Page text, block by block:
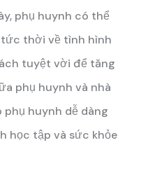
phụ huynh có thể
thời về tình hình
tuyệt vời để tăng
phụ huynh và nhà
huynh dễ dàng
học tập và sức khỏe